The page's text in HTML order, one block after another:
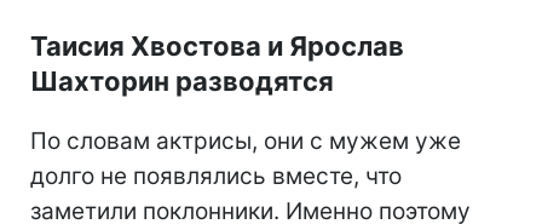
Таисия Хвостова и Ярослав
Шахторин разводятся
По словам актрисы, они с мужем уже
долго не появлялись вместе, что
заметили поклонники. Именно поэтому